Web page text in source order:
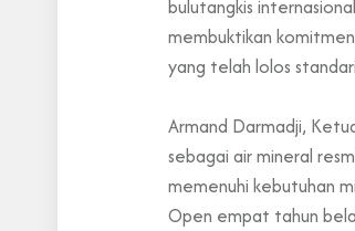
bulutangkis
membuktikan
yang telah lolos
Armand Darmadji,
sebagai air mineral
memenuhi kebutuhan
Open empat tahun